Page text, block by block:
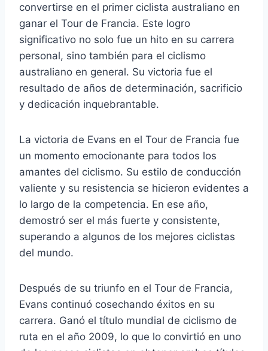
convertirse en el primer ciclista australiano en
ganar el Tour de Francia. Este logro
significativo no solo fue un hito en su carrera
personal, sino también para el ciclismo
australiano en general. Su victoria fue el
resultado de años de determinación, sacrificio
y dedicación inquebrantable.
La victoria de Evans en el Tour de Francia fue
un momento emocionante para todos los
amantes del ciclismo. Su estilo de conducción
valiente y su resistencia se hicieron evidentes a
lo largo de la competencia. En ese año,
demostró ser el más fuerte y consistente,
superando a algunos de los mejores ciclistas
del mundo.
Después de su triunfo en el Tour de Francia,
Evans continuó cosechando éxitos en su
carrera. Ganó el título mundial de ciclismo de
ruta en el año 2009, lo que lo convirtió en uno